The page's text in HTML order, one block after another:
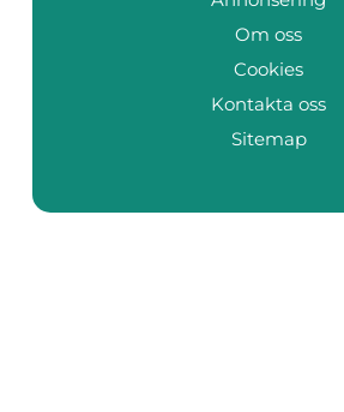
Om oss
Cookies
Kontakta oss
Sitemap